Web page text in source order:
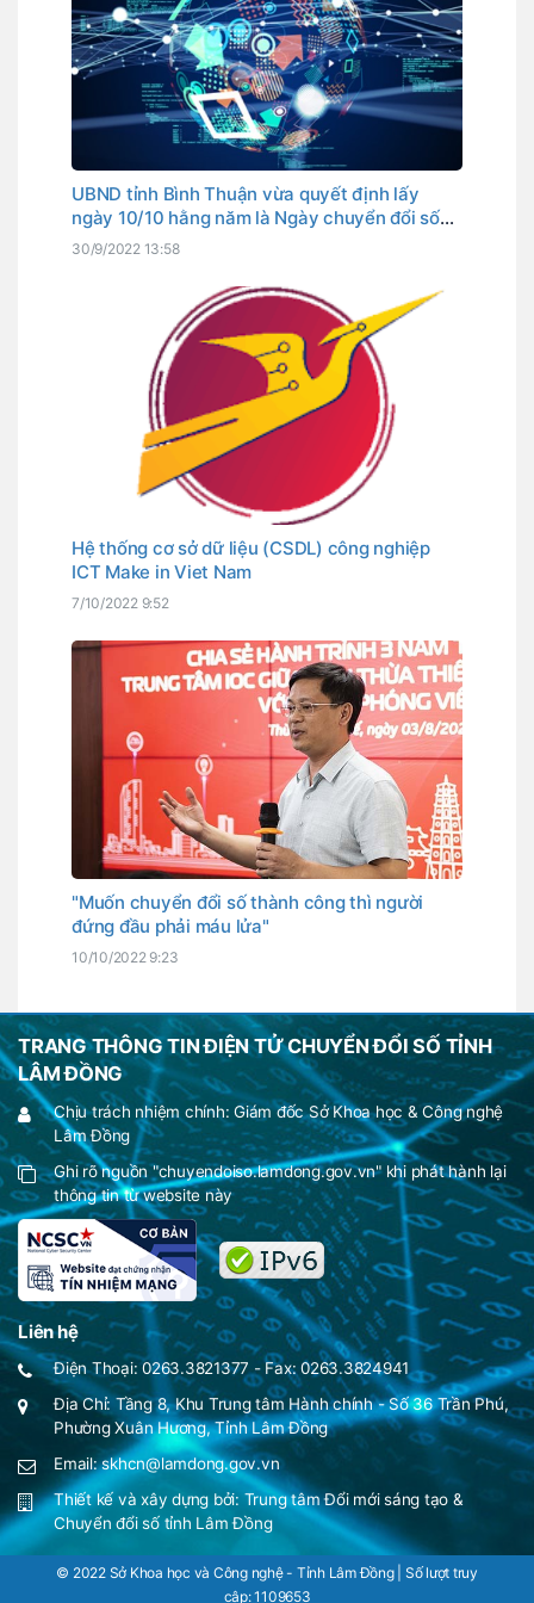
UBND tỉnh Bình Thuận vừa quyết định lấy
ngày 10/10 hằng năm là Ngày chuyển đổi số
tỉnh. Đây cũng là ngày Thủ tướng Chính phủ
30/9/2022 13:58
Hệ thống cơ sở dữ liệu (CSDL) công nghiệp
ICT Make in Viet Nam
7/10/2022 9:52
"Muốn chuyển đổi số thành công thì người
đứng đầu phải máu lửa"
10/10/2022 9:23
TRANG THÔNG TIN ĐIỆN TỬ CHUYỂN ĐỔI SỐ TỈNH
LÂM ĐỒNG
Chịu trách nhiệm chính: Giám đốc Sở Khoa học & Công nghệ
Lâm Đồng
Ghi rõ nguồn "chuyendoiso.lamdong.gov.vn" khi phát hành lại
thông tin từ website này
Liên hệ
Điện Thoại: 0263.3821377 - Fax: 0263.3824941
Địa Chỉ: Tầng 8, Khu Trung tâm Hành chính - Số 36 Trần Phú,
Phường Xuân Hương, Tỉnh Lâm Đồng
Email: skhcn@lamdong.gov.vn
Thiết kế và xây dựng bởi: Trung tâm Đổi mới sáng tạo &
Chuyển đổi số tỉnh Lâm Đồng
© 2022 Sở Khoa học và Công nghệ - Tỉnh Lâm Đồng | Số lượt truy
cập:1109653